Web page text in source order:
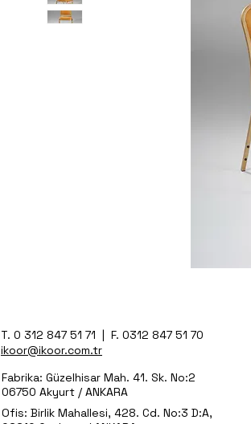
T. 0 312 847 51 71 | F. 0312 847 51 70
ikoor@ikoor.com.tr
Fabrika: Güzelhisar Mah. 41. Sk. No:2
06750 Akyurt / ANKARA
Ofis: Birlik Mahallesi, 428. Cd. No:3 D:A,